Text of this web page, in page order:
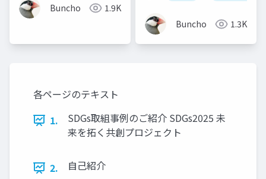
Buncho 1.9K
Buncho 1.3K
各ページのテキスト
1.
SDGs取組事例のご紹介 SDGs2025 未
来を拓く共創プロジェクト
2. 自己紹介